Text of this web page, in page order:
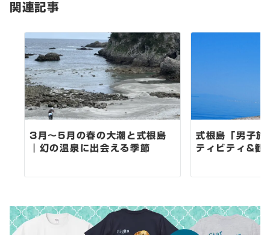
ョ
関連記事
3月～5月の春の大潮と式根島
｜幻の温泉に出会える季節
式根島「男子旅
ティビティ&観